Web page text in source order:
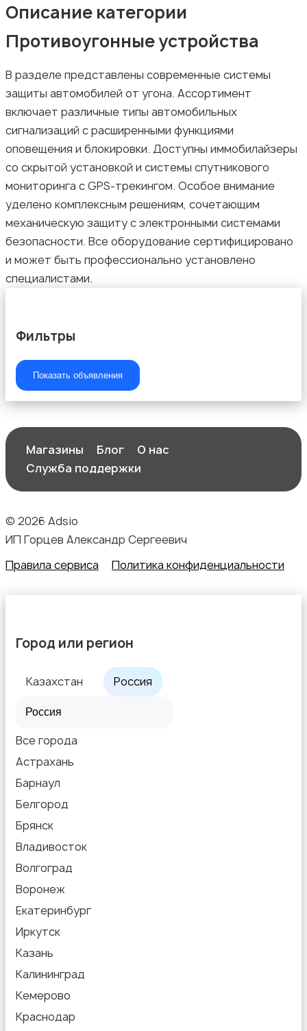
Другое
Описание категории
Противоугонные устройства
В разделе представлены современные системы
защиты автомобилей от угона. Ассортимент
включает различные типы автомобильных
сигнализаций с расширенными функциями
оповещения и блокировки. Доступны иммобилайзеры
со скрытой установкой и системы спутникового
мониторинга с GPS-трекингом. Особое внимание
уделено комплексным решениям, сочетающим
механическую защиту с электронными системами
безопасности. Все оборудование сертифицировано
и может быть профессионально установлено
специалистами.
Фильтры
Показать объявления
Магазины Блог
О нас
Служба поддержки
© 2026 Adsio
ИП Горцев Александр Сергеевич
Правила сервиса
Политика конфиденциальности
Город или регион
Казахстан Россия
Все города
Астрахань
Барнаул
Белгород
Брянск
Владивосток
Волгоград
Воронеж
Екатеринбург
Иркутск
Казань
Калининград
Кемерово
Краснодар